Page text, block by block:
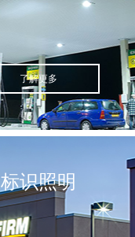
了解更多
标识照明